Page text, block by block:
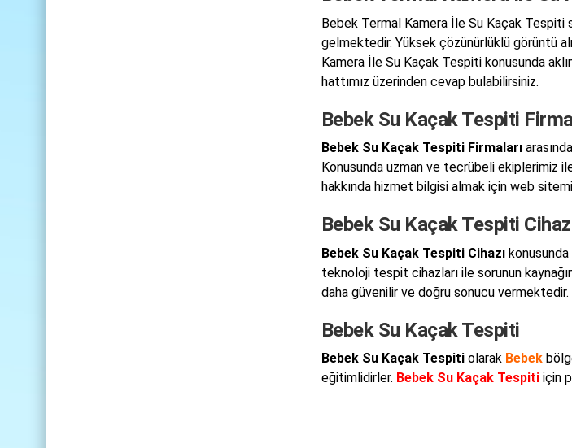
Bebek Termal Kamera İle Su Kaçak Tespiti
gelmektedir. Yüksek çözünürlüklü görüntü
Kamera İle Su Kaçak Tespiti konusunda
hattımız üzerinden cevap bulabilirsiniz.
Bebek Su Kaçak Tespiti
Bebek Su Kaçak Tespiti Firmaları
Konusunda uzman ve tecrübeli ekiplerimiz
hakkında hizmet bilgisi almak için web
Bebek Su Kaçak Tespiti
Bebek Su Kaçak Tespiti Cihazıkonusunda
teknoloji tespit cihazları ile sorunun
daha güvenilir ve doğru sonucu vermektedir.
Bebek Su Kaçak Tespiti
Bebek Su Kaçak Tespitiolarak Bebek
eğitimlidirler. Bebek Su Kaçak Tespitiiçin